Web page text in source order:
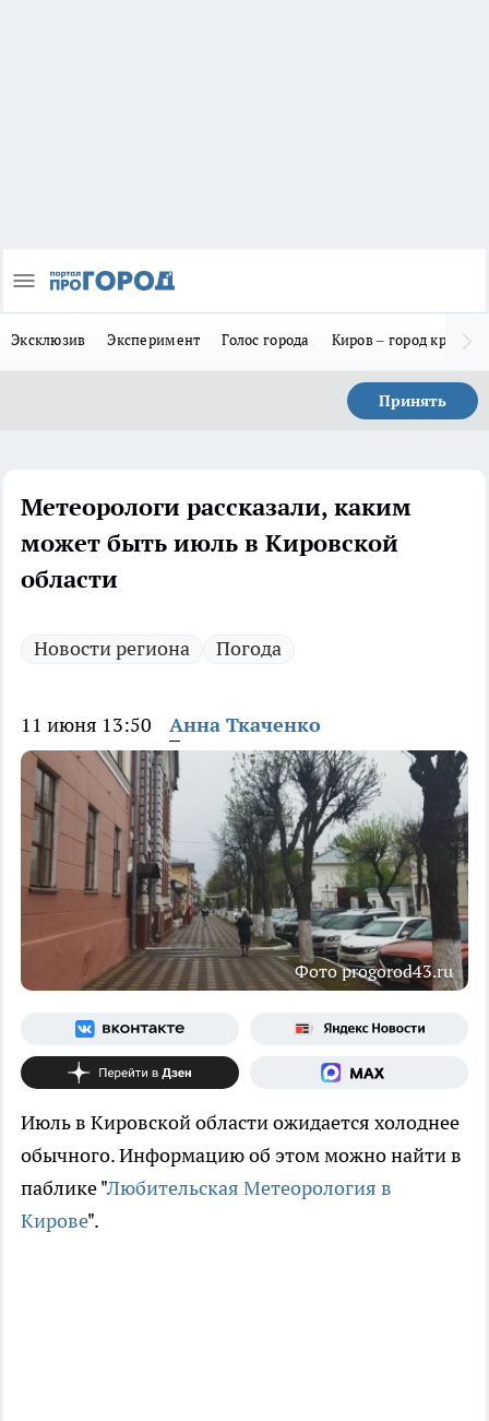
Эксклюзив Эксперимент Голос города Киров – город
Принять
Метеорологи рассказали, каким
может быть июль в Кировской
области
Новости региона Погода
11 июня 13:50 Анна Ткаченко
Фото progorod43.ru
Июль в Кировской области ожидается холоднее
обычного. Информацию об этом можно найти в
паблике "Любительская Метеорология в
Кирове".